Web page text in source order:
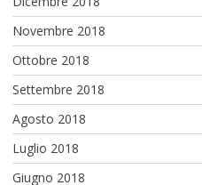
Novembre 2018
Ottobre 2018
Settembre 2018
Agosto 2018
Luglio 2018
Giugno 2018